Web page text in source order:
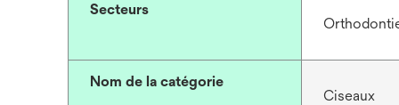
Secteurs
Nom de la catégorie
Ciseaux